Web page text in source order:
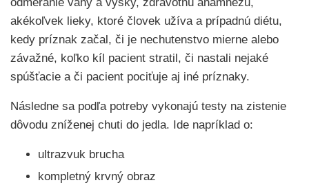
akékoľvek lieky, ktoré človek užíva a prípadnú diétu,
kedy príznak začal, či je nechutenstvo mierne alebo
závažné, koľko kíl pacient stratil, či nastali nejaké
spúšťacie a či pacient pociťuje aj iné príznaky.
Následne sa podľa potreby vykonajú testy na zistenie
dôvodu zníženej chuti do jedla. Ide napríklad o:
ultrazvuk brucha
kompletný krvný obraz